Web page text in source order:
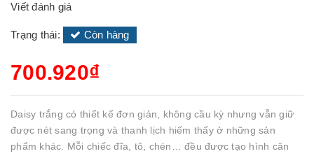
Viết đánh giá
Trạng thái: Còn hàng
700.920₫
Daisy trắng có thiết kế đơn giản, không cầu kỳ nhưng vẫn giữ
được nét sang trọng và thanh lịch hiếm thấy ở những sản
phẩm khác. Mỗi chiếc đĩa, tô, chén… đều được tạo hình cân